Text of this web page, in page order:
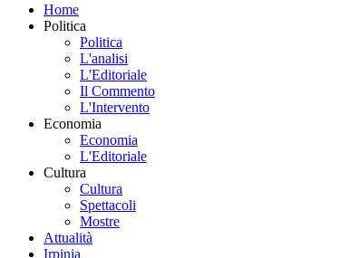
Home
Politica
Politica
L'analisi
L'Editoriale
Il Commento
L'Intervento
Economia
Economia
L'Editoriale
Cultura
Cultura
Spettacoli
Mostre
Attualità
Irpinia